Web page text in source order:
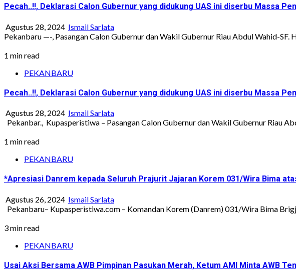
Pecah..!!, Deklarasi Calon Gubernur yang didukung UAS ini diserbu Massa
Agustus 28, 2024 Ismail Sarlata
Pekanbaru —-, Pasangan Calon Gubernur dan Wakil Gubernur Riau Abdul Wahid-SF.
1 min read
PEKANBARU
Pecah..!!, Deklarasi Calon Gubernur yang didukung UAS ini diserbu Massa
Agustus 28, 2024 Ismail Sarlata
Pekanbar., Kupasperistiwa – Pasangan Calon Gubernur dan Wakil Gubernur Riau
1 min read
PEKANBARU
*Apresiasi Danrem kepada Seluruh Prajurit Jajaran Korem 031/Wira Bima
Agustus 26, 2024 Ismail Sarlata
Pekanbaru– Kupasperistiwa.com – Komandan Korem (Danrem) 031/Wira Bima
3 min read
PEKANBARU
Usai Aksi Bersama AWB Pimpinan Pasukan Merah, Ketum AMI Minta AWB